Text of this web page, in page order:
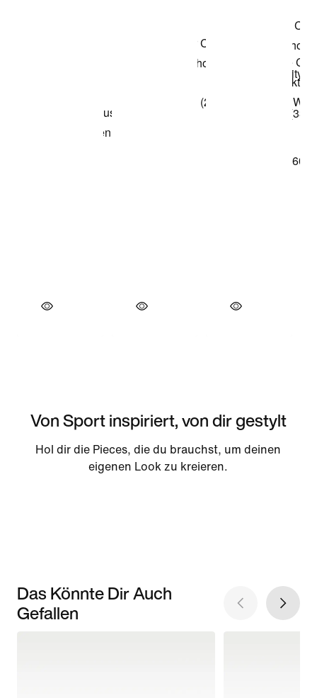
Von Sport inspiriert, von dir gestylt
Hol dir die Pieces, die du brauchst, um deinen
eigenen Look zu kreieren.
Das Könnte Dir Auch
Gefallen